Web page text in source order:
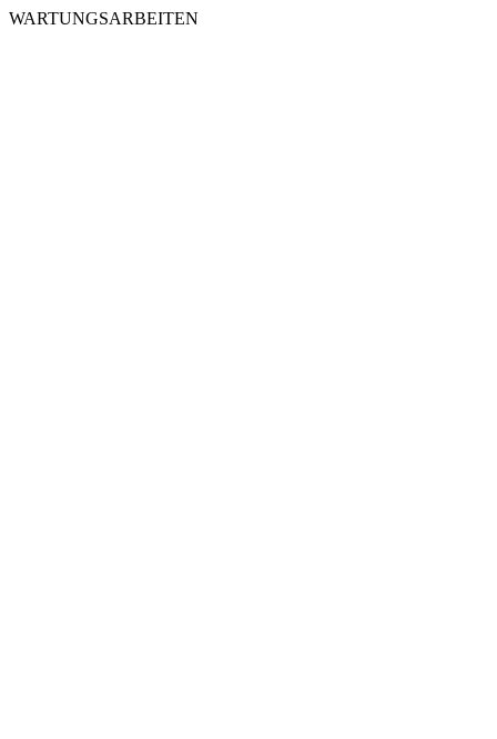
WARTUNGSARBEITEN